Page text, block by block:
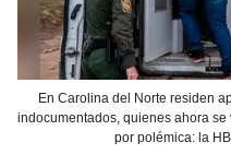
En Carolina del Norte residen
indocumentados, quienes ahora
por polémica: la